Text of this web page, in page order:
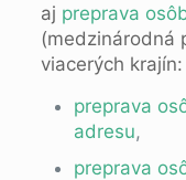
aj preprava
(medzinárodná
viacerých krajín:
preprava
adresu,
preprava